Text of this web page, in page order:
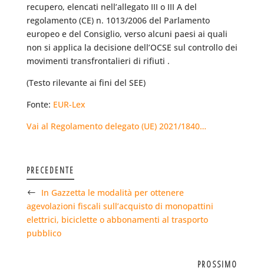
recupero, elencati nell’allegato III o III A del
regolamento (CE) n. 1013/2006 del Parlamento
europeo e del Consiglio, verso alcuni paesi ai quali
non si applica la decisione dell’OCSE sul controllo dei
movimenti transfrontalieri di rifiuti .
(Testo rilevante ai fini del SEE)
Fonte: EUR-Lex
Vai al Regolamento delegato (UE) 2021/1840…
PRECEDENTE
In Gazzetta le modalità per ottenere
agevolazioni fiscali sull’acquisto di monopattini
elettrici, biciclette o abbonamenti al trasporto
pubblico
PROSSIMO